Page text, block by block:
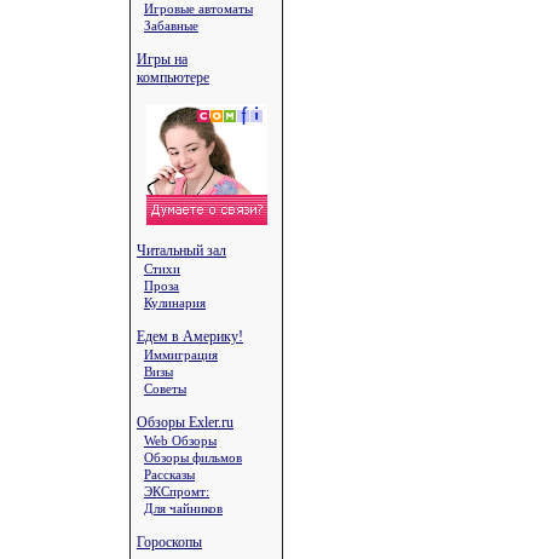
Игровые автоматы
Забавные
Игры на
компьютере
Читальный зал
Стихи
Проза
Кулинария
Едем в Америку!
Иммиграция
Визы
Советы
Обзоры Exler.ru
Web Обзоры
Обзоры фильмов
Рассказы
ЭКСпромт:
Для чайников
Гороскопы